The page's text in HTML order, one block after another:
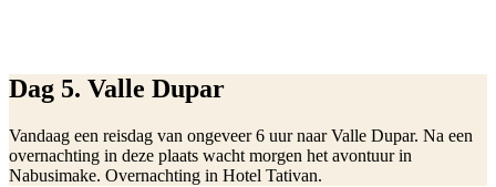
Dag 5. Valle Dupar
Vandaag een reisdag van ongeveer 6 uur naar Valle Dupar. Na een
overnachting in deze plaats wacht morgen het avontuur in
Nabusimake. Overnachting in Hotel Tativan.